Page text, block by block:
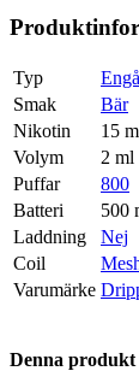
Typ
Smak
Bär
Nikotin
15
Volym
2 ml
Puffar
800
Batteri
500
Laddning
Nej
Coil
Varumärke
Denna produkt